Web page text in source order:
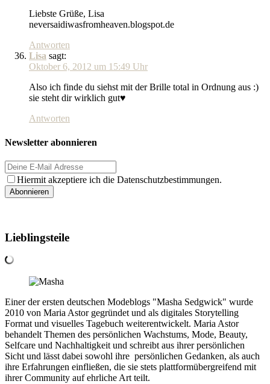
Liebste Grüße, Lisa
neversaidiwasfromheaven.blogspot.de
Antworten
Lisa sagt:
Oktober 6, 2012 um 15:49 Uhr
Also ich finde du siehst mit der Brille total in Ordnung aus :)
sie steht dir wirklich gut♥
Antworten
Newsletter abonnieren
Hiermit akzeptiere ich die Datenschutzbestimmungen.
Lieblingsteile
Einer der ersten deutschen Modeblogs "Masha Sedgwick" wurde
2010 von Maria Astor gegründet und als digitales Storytelling
Format und visuelles Tagebuch weiterentwickelt. Maria Astor
behandelt Themen des persönlichen Wachstums, Mode, Beauty,
Selfcare und Nachhaltigkeit und schreibt aus ihrer persönlichen
Sicht und lässt dabei sowohl ihre persönlichen Gedanken, als auch
ihre Erfahrungen einfließen, die sie stets plattformübergreifend mit
ihrer Community auf ehrliche Art teilt.